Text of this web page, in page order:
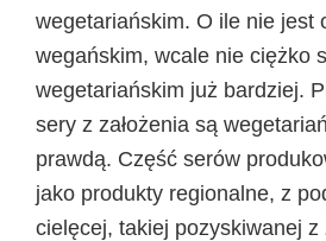
wegetariańskim. O ile nie jest
wegańskim, wcale nie ciężko
wegetariańskim już bardziej.
sery z założenia są
prawdą. Część serów
jako produkty regionalne, z
cielęcej, takiej pozyskiwanej z